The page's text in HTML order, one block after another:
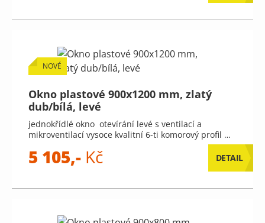
NOVÉ
Okno plastové 900x1200 mm, zlatý
dub/bílá, levé
jednokřídlé okno otevírání levé s ventilací a
mikroventilací vysoce kvalitní 6-ti komorový profil …
5 105,- Kč DETAIL